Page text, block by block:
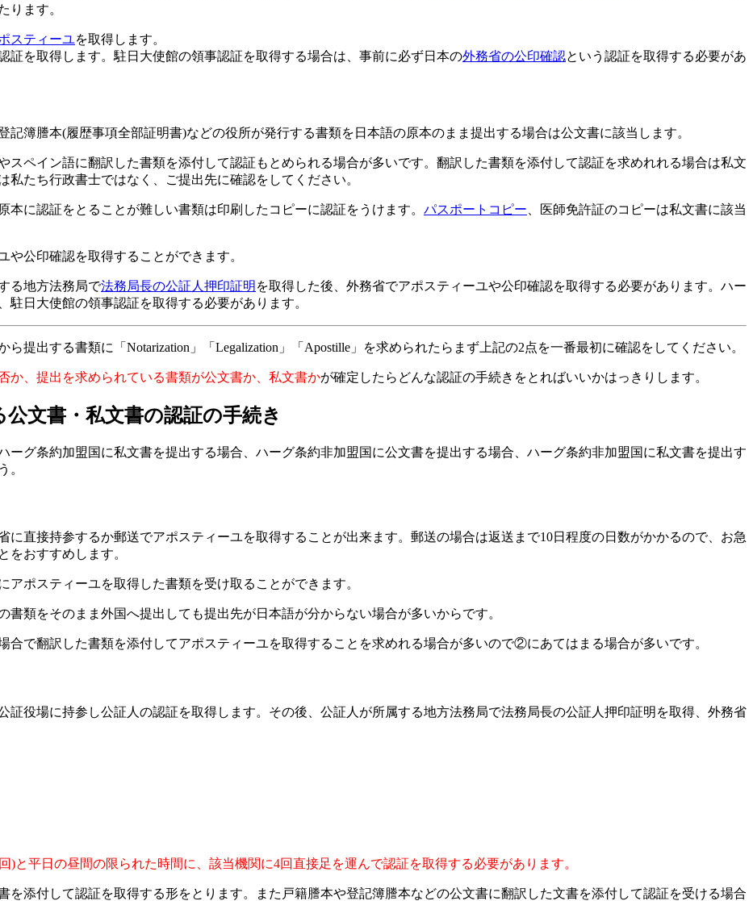
ます。
スティーユを取得します。
証を取得します。駐日大使館の領事認証を取得する場合は、事前に必ず日本の外務省の公印確認という認証を取得する必要があ
簿謄本(履歴事項全部証明書)などの役所が発行する書類を日本語の原本のまま提出する場合は公文書に該当します。
スペイン語に翻訳した書類を添付して認証もとめられる場合が多いです。翻訳した書類を添付して認証を求めれれる場合は私文
たち行政書士ではなく、ご提出先に確認をしてください。
に認証をとることが難しい書類は印刷したコピーに認証をうけます。 パスポートコピー 、医師免許証のコピーは私文書に該当
公印確認を取得することができます。
る地方法務局で法務局長の公証人押印証明 を取得した後、外務省でアポスティーユや公印確認を取得する必要があります。ハー
日大使館の領事認証を取得する必要があります。
提出する書類に「Notarization」「Legalization」「Apostille」を求められたらまず上記の2点を一番最初に確認をしてください。
か、提出を求められている書類が公文書か、私文書かが確定したらどんな認証の手続きをとればいいかはっきりします。
文書・私文書の認証の手続き
ーグ条約加盟国に私文書を提出する場合、ハーグ条約非加盟国に公文書を提出する場合、ハーグ条約非加盟国に私文書を提出す
。
直接持参するか郵送でアポスティーユを取得することが出来ます。郵送の場合は返送まで10日程度の日数がかかるので、お急
をおすすめします。
ポスティーユを取得した書類を受け取ることができます。
類をそのまま外国へ提出しても提出先が日本語が分からない場合が多いからです。
で翻訳した書類を添付してアポスティーユを取得することを求めれる場合が多いので②にあてはまる場合が多いです。
証役場に持参し公証人の認証を取得します。その後、公証人が所属する地方法務局で法務局長の公証人押印証明を取得、外務省
)と平日の昼間の限られた時間に、該当機関に4回直接足を運んで認証を取得する必要があります。
添付して認証を取得する形をとります。また戸籍謄本や登記簿謄本などの公文書に翻訳した文書を添付して認証を受ける場合